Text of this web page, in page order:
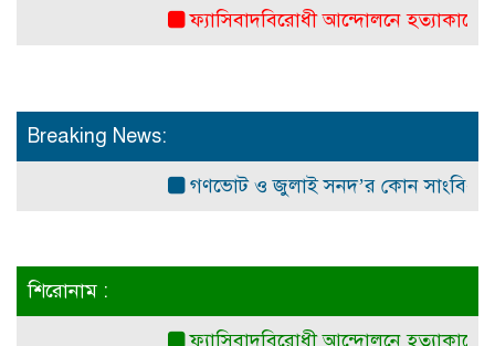
ফ্যাসিবাদবিরোধী আন্দোলনে হত্যাকাণ্ডের বিচার
Breaking News:
গণভোট ও জুলাই সনদ’র কোন সাংবিধানিক ও
শিরোনাম :
ফ্যাসিবাদবিরোধী আন্দোলনে হত্যাকাণ্ডের বিচার